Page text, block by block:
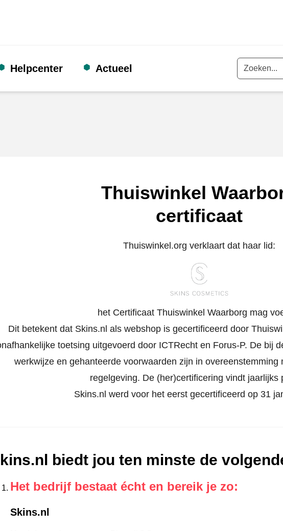
Helpcenter Actueel Trefwoord
Thuiswinkel
certificaat
Thuiswinkel.org verklaart dat haar lid:
het Certificaat Thuiswinkel Waarborg mag
Dit betekent dat Skins.nl als webshop is gecertificeerd door
toetsing uitgevoerd door ICTRecht en Forus-P. De bij
werkwijze en gehanteerde voorwaarden zijn in overeenstemming
regelgeving. De (her)certificering vindt jaarlijks
Skins.nl werd voor het eerst gecertificeerd op 31
biedt jou ten minste de
Het bedrijf bestaat écht en bereik je zo:
Skins.nl